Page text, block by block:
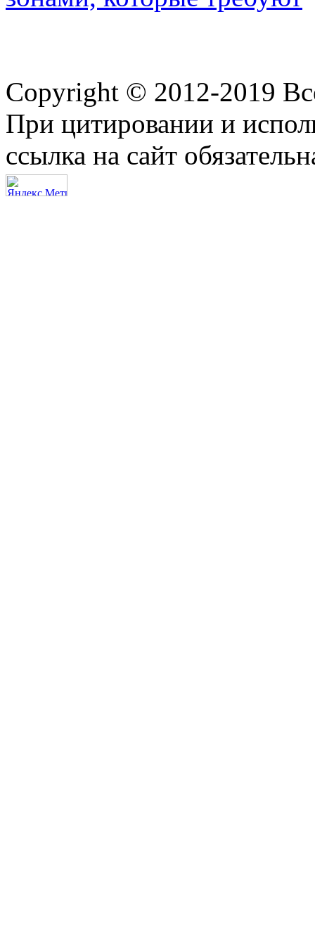
Copyright © 2012-2019
При цитировании и
ссылка на сайт